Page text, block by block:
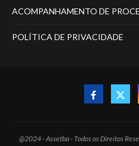
ACOMPANHAMENTO DE
POLÍTICA DE PRIVACIDADE
@2024 - Assetba - Todos os Direitos